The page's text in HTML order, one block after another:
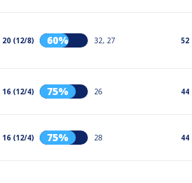
20 (12/8) 60% 32, 27 52
16 (12/4) 75% 26 44
16 (12/4) 75% 28 44